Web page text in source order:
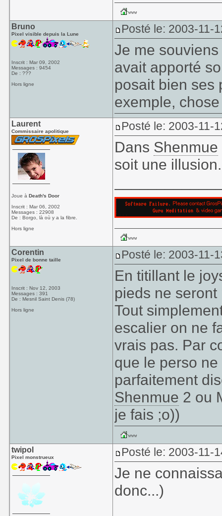
Bruno
Pixel visible depuis la Lune
Inscrit : Mar 09, 2002
Messages : 9454
De : ???
Hors ligne
Posté le: 2003-11-
Je me
avait apporté
posait bien ses
exemple,
Laurent
Commissaire apolitique
Joue àDeath's Door
Inscrit : Mar 06, 2002
Messages : 22908
De : Borgo, là où y a la fibre.
Hors ligne
Posté le: 2003-11-
Dans Shenmue
soit une illusion.
Corentin
Pixel de bonne taille
Inscrit : Nov 12, 2003
Messages : 391
De : Mesnil Saint Denis (78)
Hors ligne
Posté le: 2003-11-
En titillant le
pieds ne
Tout
escalier on ne
vrais pas. Par
que le perso
parfaitement
Shenmue 2 ou
je fais ;o))
twipol
Pixel monstrueux Posté le: 2003-11-
Je ne
donc...)